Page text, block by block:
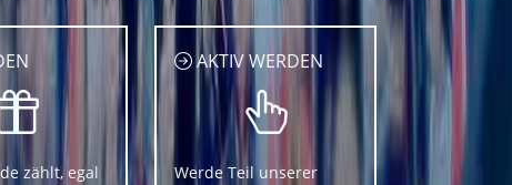
zählt, egal
AKTIV WERDEN
Werde Teil unserer